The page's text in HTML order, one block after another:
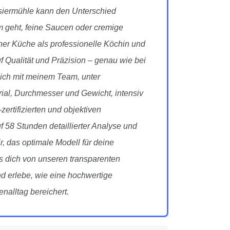
kann den Unterschied
geht, feine Saucen oder cremige
Küche als professionelle Köchin und
Qualität und Präzision – genau wie bei
mit meinem Team, unter
Durchmesser und Gewicht, intensiv
und objektiven
58 Stunden detaillierter Analyse und
das optimale Modell für deine
dich von unseren transparenten
erlebe, wie eine hochwertige
bereichert.